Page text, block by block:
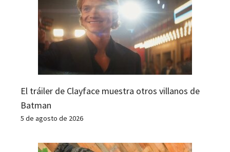
El tráiler de Clayface muestra otros villanos de
Batman
5 de agosto de 2026